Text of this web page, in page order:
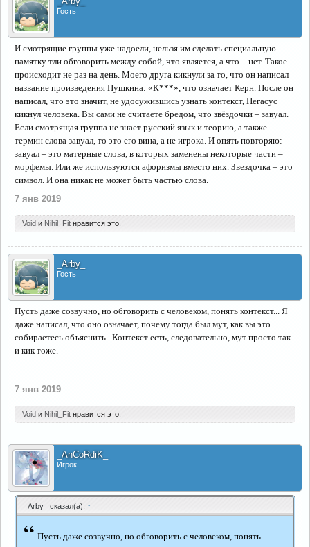
Гость
И смотрящие группы уже надоели, нельзя им сделать специальную
памятку тли обговорить между собой, что является, а что – нет. Такое
происходит не раз на день. Моего друга кикнули за то, что он написал
название произведения Пушкина: «К***», что означает Керн. После он
написал, что это значит, не удосужившись узнать контекст, Пегасус
кикнул человека. Вы сами не считаете бредом, что звёздочки – завуал.
Если смотрящая группа не знает русский язык и теорию, а также
термин слова завуал, то это его вина, а не игрока. И опять повторяю:
завуал – это матерные слова, в которых заменены некоторые части –
морфемы. Или же используются афоризмы вместо них. Звездочка – это
символ. И она никак не может быть частью слова.
7 янв 2019
Void и Nihil_Fit нравится это.
_Arby_
Гость
Пусть даже созвучно, но обговорить с человеком, понять контекст... Я
даже написал, что оно означает, почему тогда был мут, как вы это
собираетесь объяснить.. Контекст есть, следовательно, мут просто так
и кик тоже.
7 янв 2019
Void и Nihil_Fit нравится это.
_AnCoRdiK_
Игрок
_Arby_ сказал(а): ↑
“ Пусть даже созвучно, но обговорить с человеком, понять